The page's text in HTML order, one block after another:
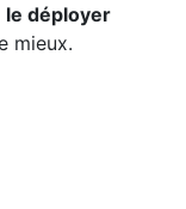
le déployer
mieux.